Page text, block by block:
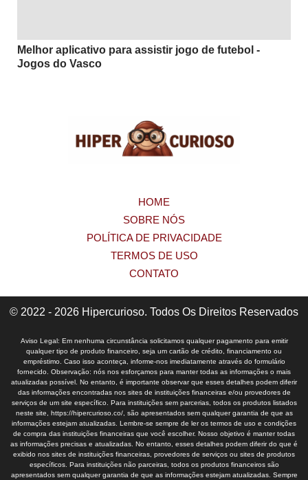
Melhor aplicativo para assistir jogo de futebol -
Jogos do Vasco
HOME
SOBRE NÓS
POLÍTICA DE PRIVACIDADE
TERMOS DE USO
CONTATO
© 2022 - 2026 Hipercurioso. Todos Os Direitos Reservados
Aviso Legal: Em nenhuma circunstância solicitamos qualquer pagamento para emitir
qualquer tipo de produto financeiro, seja um cartão de crédito, financiamento ou
empréstimo. Caso isso aconteça, informe-nos imediatamente através do formulário
fornecido. Observação: nós nos esforçamos para manter todas as informações o mais
atualizadas possível. No entanto, é importante observar que esses detalhes podem diferir
das informações encontradas nos sites de instituições financeiras e/ou provedores de
serviços de um site específico. Para instituições sem parcerias, todos os produtos listados
neste site, https://hipercurioso.co/, são apresentados sem qualquer garantia de que as
informações estejam atualizadas. Lembre-se sempre de ler os termos de uso e condições
de compra das instituições financeiras que você escolher. Nosso objetivo é manter todas
as informações precisas e atualizadas. No entanto, esses detalhes podem diferir do que é
exibido nos sites de instituições financeiras, provedores de serviços ou sites de produtos
específicos. Para instituições não parceiras, todos os produtos financeiros são
apresentados sem qualquer garantia de que as informações estejam atualizadas. Sempre